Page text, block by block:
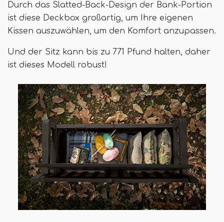
Durch das Slatted-Back-Design der Bank-Portion
ist diese Deckbox großartig, um Ihre eigenen
Kissen auszuwählen, um den Komfort anzupassen.
Und der Sitz kann bis zu 771 Pfund halten, daher
ist dieses Modell robust!